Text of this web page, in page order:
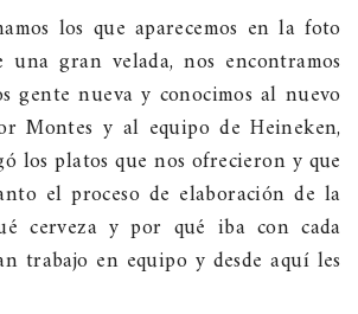
los que aparecemos en la foto
gran velada, nos encontramos
gente nueva y conocimos al nuevo
Montes y al equipo de Heineken,
los platos que nos ofrecieron y que
el proceso de elaboración de la
cerveza y por qué iba con cada
trabajo en equipo y desde aquí les